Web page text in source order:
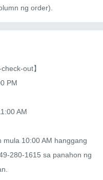
ng order).
out】
PM
AM
10:00 AM hanggang
280-1615 sa panahon ng